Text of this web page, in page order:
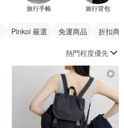
旅行手帳 旅行背包
Pinkoi 嚴選 免運商品 折扣商
熱門程度優先